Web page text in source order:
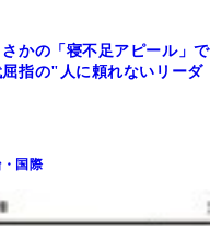
かの「寝不足アピール」で
指の"人に頼れないリーダ
国際